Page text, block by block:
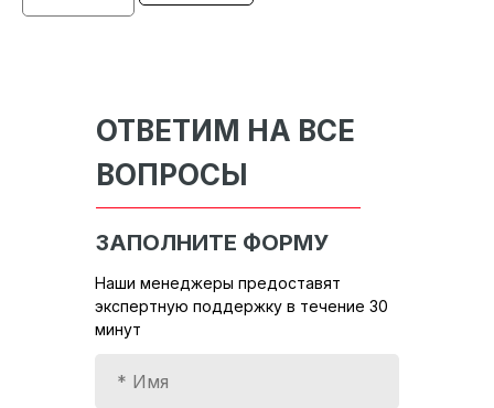
ОТВЕТИМ НА ВСЕ
ВОПРОСЫ
Наши менеджеры предоставят
экспертную поддержку в течение 30
минут
ЗАПОЛНИТЕ ФОРМУ